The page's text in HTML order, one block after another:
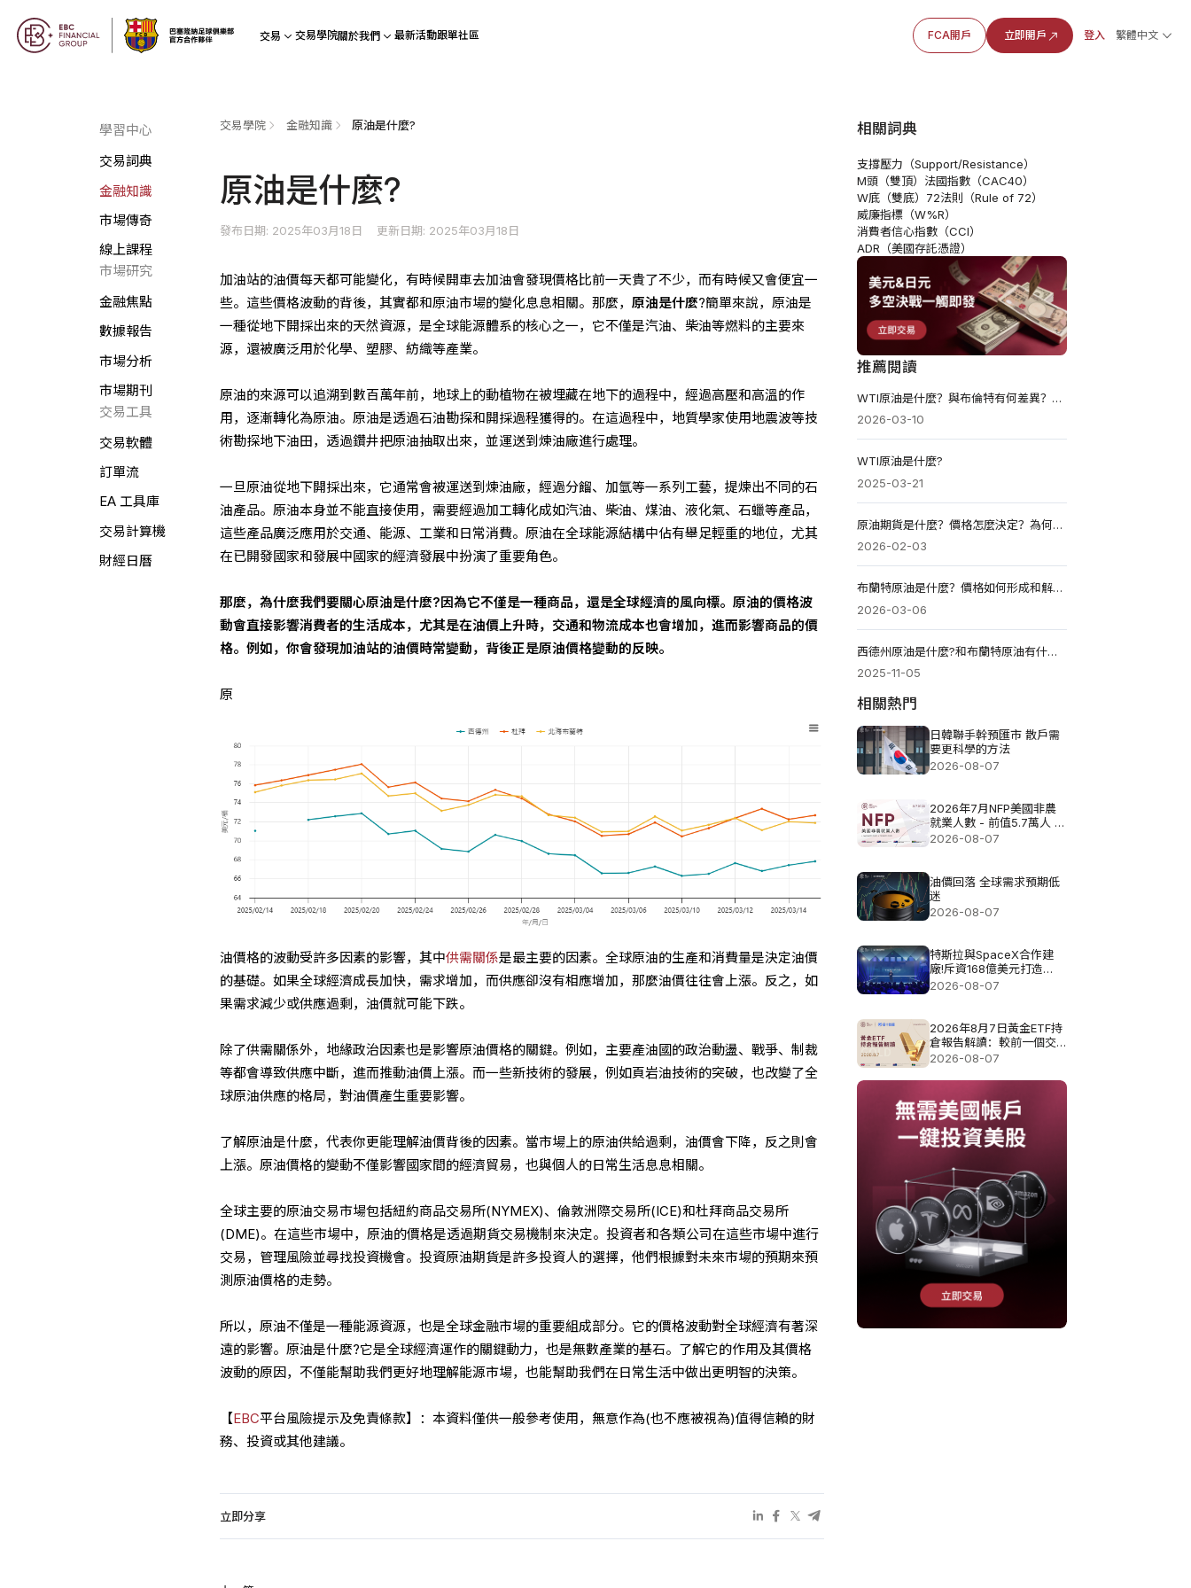
交易 交易學院關於我們 最新活動跟單社區 FCA開戶 立即開戶 登入 繁體中文
學習中心
交易詞典
金融知識
市場傳奇
線上課程
市場研究
金融焦點
數據報告
市場分析
市場期刊
交易工具
交易軟體
訂單流
EA 工具庫
交易計算機
財經日曆
交易學院 金融知識 原油是什麼?
原油是什麼?
發布日期: 2025年03月18日 更新日期: 2025年03月18日
加油站的油價每天都可能變化，有時候開車去加油會發現價格比前一天貴了不少，而有時候又會便宜一
些。這些價格波動的背後，其實都和原油市場的變化息息相關。那麼，原油是什麼?簡單來說，原油是
一種從地下開採出來的天然資源，是全球能源體系的核心之一，它不僅是汽油、柴油等燃料的主要來
源，還被廣泛用於化學、塑膠、紡織等產業。
原油的來源可以追溯到數百萬年前，地球上的動植物在被埋藏在地下的過程中，經過高壓和高溫的作
用，逐漸轉化為原油。原油是透過石油勘探和開採過程獲得的。在這過程中，地質學家使用地震波等技
術勘探地下油田，透過鑽井把原油抽取出來，並運送到煉油廠進行處理。
一旦原油從地下開採出來，它通常會被運送到煉油廠，經過分餾、加氫等一系列工藝，提煉出不同的石
油產品。原油本身並不能直接使用，需要經過加工轉化成如汽油、柴油、煤油、液化氣、石蠟等產品，
這些產品廣泛應用於交通、能源、工業和日常消費。原油在全球能源結構中佔有舉足輕重的地位，尤其
在已開發國家和發展中國家的經濟發展中扮演了重要角色。
那麼，為什麼我們要關心原油是什麼?因為它不僅是一種商品，還是全球經濟的風向標。原油的價格波
動會直接影響消費者的生活成本，尤其是在油價上升時，交通和物流成本也會增加，進而影響商品的價
格。例如，你會發現加油站的油價時常變動，背後正是原油價格變動的反映。
原
油價格的波動受許多因素的影響，其中供需關係是最主要的因素。全球原油的生產和消費量是決定油價
的基礎。如果全球經濟成長加快，需求增加，而供應卻沒有相應增加，那麼油價往往會上漲。反之，如
果需求減少或供應過剩，油價就可能下跌。
除了供需關係外，地緣政治因素也是影響原油價格的關鍵。例如，主要產油國的政治動盪、戰爭、制裁
等都會導致供應中斷，進而推動油價上漲。而一些新技術的發展，例如頁岩油技術的突破，也改變了全
球原油供應的格局，對油價產生重要影響。
了解原油是什麼，代表你更能理解油價背後的因素。當市場上的原油供給過剩，油價會下降，反之則會
上漲。原油價格的變動不僅影響國家間的經濟貿易，也與個人的日常生活息息相關。
全球主要的原油交易市場包括紐約商品交易所(NYMEX)、倫敦洲際交易所(ICE)和杜拜商品交易所
(DME)。在這些市場中，原油的價格是透過期貨交易機制來決定。投資者和各類公司在這些市場中進行
交易，管理風險並尋找投資機會。投資原油期貨是許多投資人的選擇，他們根據對未來市場的預期來預
測原油價格的走勢。
所以，原油不僅是一種能源資源，也是全球金融市場的重要組成部分。它的價格波動對全球經濟有著深
遠的影響。原油是什麼?它是全球經濟運作的關鍵動力，也是無數產業的基石。了解它的作用及其價格
波動的原因，不僅能幫助我們更好地理解能源市場，也能幫助我們在日常生活中做出更明智的決策。
【EBC平台風險提示及免責條款】：本資料僅供一般參考使用，無意作為(也不應被視為)值得信賴的財
務、投資或其他建議。
立即分享
相關詞典
支撐壓力（Support/Resistance）
M頭（雙頂） 法國指數（CAC40）
W底（雙底） 72法則（Rule of 72）
威廉指標（W%R）
消費者信心指數（CCI）
ADR（美國存託憑證）
推薦閱讀
WTI原油是什麼？與布倫特有何差異？期貨投資要留意負價！
2026-03-10
WTI原油是什麼?
2025-03-21
原油期貨是什麼？價格怎麼決定？為何負油價？怎麼買？
2026-02-03
布蘭特原油是什麼？價格如何形成和解讀？台灣如何投資？
2026-03-06
西德州原油是什麼?和布蘭特原油有什麼差別?
2025-11-05
相關熱門
日韓聯手幹預匯市 散戶需
要更科學的方法
2026-08-07
2026年7月NFP美國非農
就業人數 - 前值5.7萬人 預
測值8.3萬
2026-08-07
油價回落 全球需求預期低
迷
2026-08-07
特斯拉與SpaceX合作建
廠!斥資168億美元打造
Terafab基地
2026-08-07
2026年8月7日黃金ETF持
倉報告解讀：較前一個交
易日增加0.571噸
2026-08-07